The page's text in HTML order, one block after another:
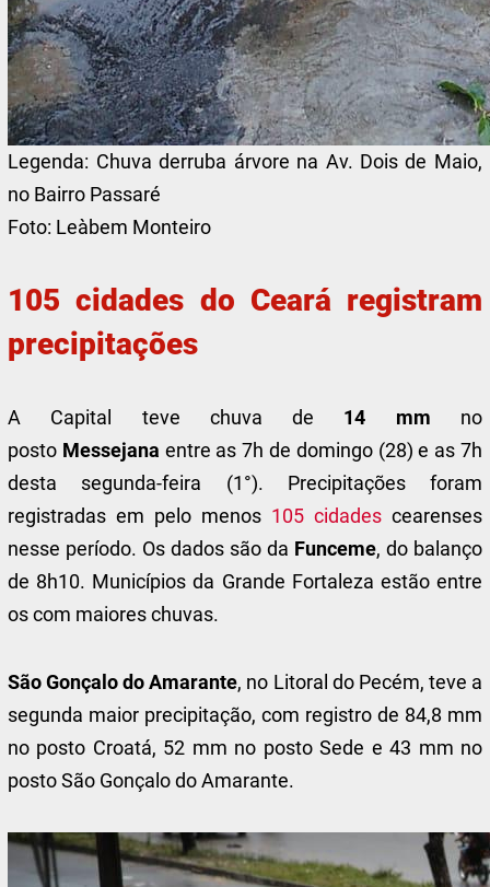
Legenda: Chuva derruba árvore na Av. Dois de Maio,
no Bairro Passaré
Foto: Leàbem Monteiro
105 cidades do Ceará registram
precipitações
A Capital teve chuva de 14 mm no
posto Messejana entre as 7h de domingo (28) e as 7h
desta segunda-feira (1°). Precipitações foram
registradas em pelo menos 105 cidades cearenses
nesse período. Os dados são da Funceme, do balanço
de 8h10. Municípios da Grande Fortaleza estão entre
os com maiores chuvas.
São Gonçalo do Amarante, no Litoral do Pecém, teve a
segunda maior precipitação, com registro de 84,8 mm
no posto Croatá, 52 mm no posto Sede e 43 mm no
posto São Gonçalo do Amarante.